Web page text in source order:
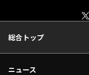
総合トップ
ニュース